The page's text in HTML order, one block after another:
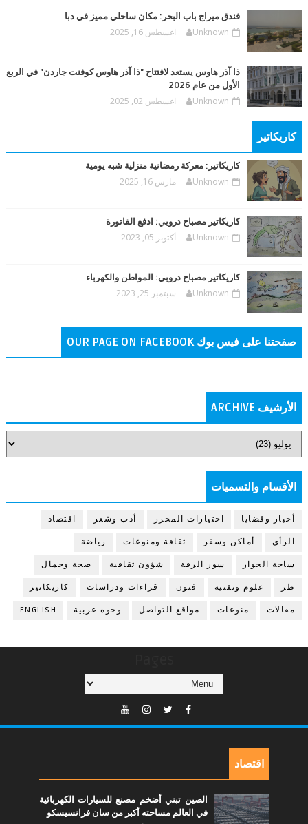
فندق ميراج باب البحر: مكان ساحلي مميز في دبا
Unknown اغسطس 16, 2025
ذا آذر هاوس يستعد لافتتاح "ذا آذر هاوس كوفنت جاردن" في الربع
الأول من عام 2026
Unknown اغسطس 02, 2025
كاريكاتير
كاريكاتير: معركة رمضانية منزلية شبه يومية
Unknown مارس 16, 2025
كاريكاتير مصباح دروبي: ادفع الفاتورة
Unknown أكتوبر 05, 2023
كاريكاتير مصباح دروبي: المواطن والكهرباء
Unknown سبتمبر 25, 2023
صفحتنا على فيس بوك OUR PAGE ON FACEBOOK
الأرشيف ARCHIVE
الأقسام والتسميات
أخبار وقضايا اختيارات المحرر أدب وشعر اقتصاد
الرأي أماكن وسفر ثقافة ومنوعات رياضة
ساحة الحوار سور الرقة شؤون ثقافية صحة وجمال
ظز علوم وتقنية فنون قراءات ودراسات كاريكاتير
مقالات منوعات مواقع التواصل وجوه عربية ENGLISH
اقتصاد
الصين تبني أضخم مصنع للسيارات الكهربائية
في العالم مساحته أكبر من سان فرانسيسكو